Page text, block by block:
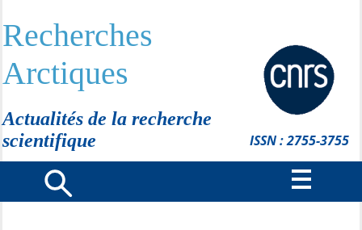
Recherches
Arctiques
Actualités de la recherche
scientifique
ISSN : 2755-3755